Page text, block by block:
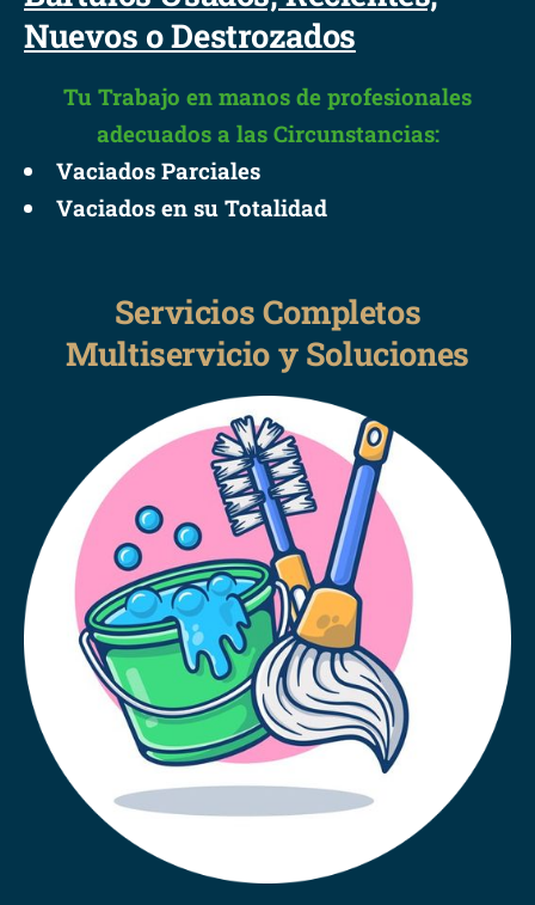
Nuevos o Destrozados
Tu Trabajo en manos de profesionales
adecuados a las Circunstancias:
Vaciados Parciales
Vaciados en su Totalidad
Servicios Completos
Multiservicio y Soluciones